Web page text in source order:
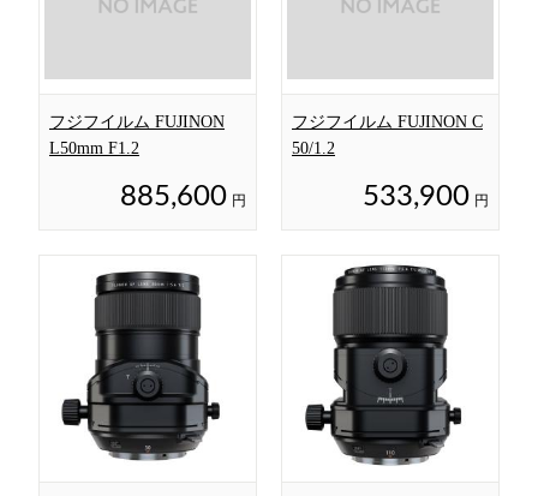
フジフイルム FUJINON
L50mm F1.2
885,600 円
フジフイルム FUJINON C
50/1.2
533,900 円